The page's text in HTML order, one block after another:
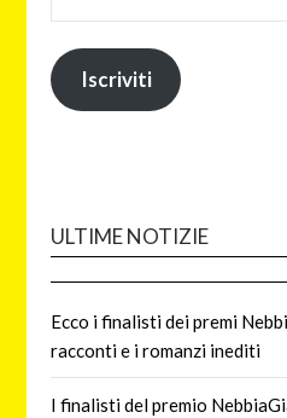
Iscriviti
ULTIME NOTIZIE
Ecco i finalisti dei premi
racconti e i romanzi inediti
I finalisti del premio